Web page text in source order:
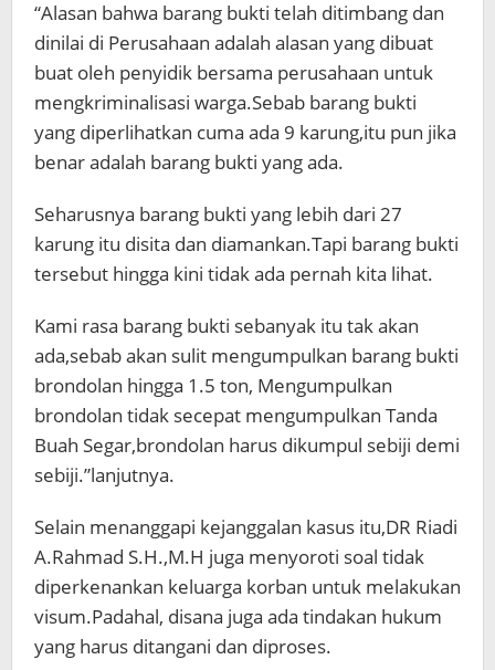
“Alasan bahwa barang bukti telah ditimbang dan
dinilai di Perusahaan adalah alasan yang dibuat
buat oleh penyidik bersama perusahaan untuk
mengkriminalisasi warga.Sebab barang bukti
yang diperlihatkan cuma ada 9 karung,itu pun jika
benar adalah barang bukti yang ada.
Seharusnya barang bukti yang lebih dari 27
karung itu disita dan diamankan.Tapi barang bukti
tersebut hingga kini tidak ada pernah kita lihat.
Kami rasa barang bukti sebanyak itu tak akan
ada,sebab akan sulit mengumpulkan barang bukti
brondolan hingga 1.5 ton, Mengumpulkan
brondolan tidak secepat mengumpulkan Tanda
Buah Segar,brondolan harus dikumpul sebiji demi
sebiji.”lanjutnya.
Selain menanggapi kejanggalan kasus itu,DR Riadi
A.Rahmad S.H.,M.H juga menyoroti soal tidak
diperkenankan keluarga korban untuk melakukan
visum.Padahal, disana juga ada tindakan hukum
yang harus ditangani dan diproses.